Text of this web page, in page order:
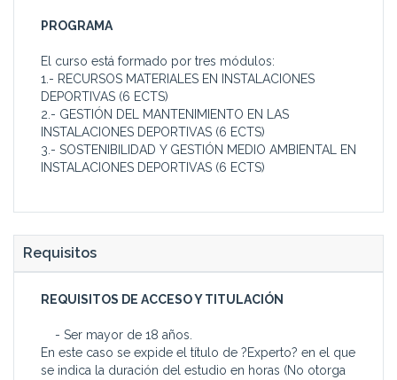
PROGRAMA
El curso está formado por tres módulos:
1.- RECURSOS MATERIALES EN INSTALACIONES
DEPORTIVAS (6 ECTS)
2.- GESTIÓN DEL MANTENIMIENTO EN LAS
INSTALACIONES DEPORTIVAS (6 ECTS)
3.- SOSTENIBILIDAD Y GESTIÓN MEDIO AMBIENTAL EN
INSTALACIONES DEPORTIVAS (6 ECTS)
Requisitos
REQUISITOS DE ACCESO Y TITULACIÓN
- Ser mayor de 18 años.
En este caso se expide el título de ?Experto? en el que
se indica la duración del estudio en horas (No otorga